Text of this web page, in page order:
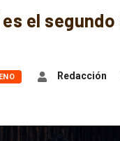
el
Redacción